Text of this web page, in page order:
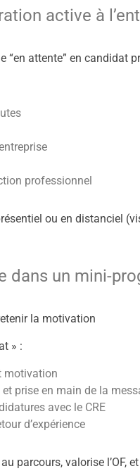
active à
“en attente” en candidat
professionnel
ou en distanciel
dans un mini-
la motivation
» :
motivation
prise en main de la
avec le CRE
d’expérience
parcours, valorise l’OF,